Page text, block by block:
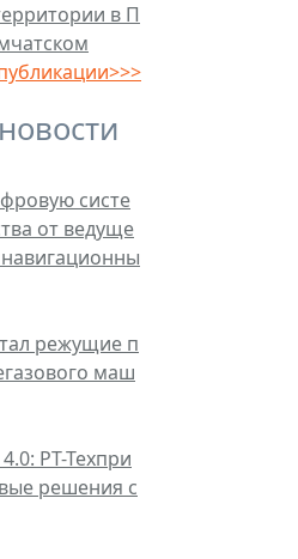
в П
систе
от ведуще
режущие п
маш
РТ-Техпри
решения с